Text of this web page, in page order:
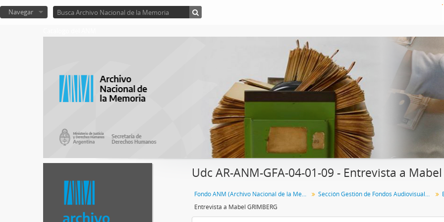
Navegar
Udc AR-ANM-GFA-04-01-09 - Entrevista a Mabel
Fondo ANM (Archivo Nacional de la Memoria) Sección Gestión de Fondos Audiovisuales del ANM
Entrevista a Mabel GRIMBERG